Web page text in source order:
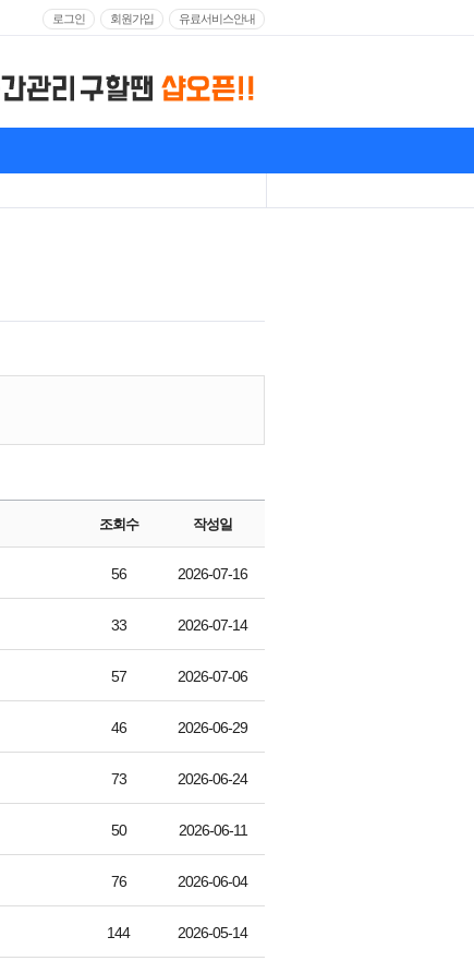
로그인 회원가입 유료서비스안내
조회수 작성일
56 2026-07-16
33 2026-07-14
57 2026-07-06
46 2026-06-29
73 2026-06-24
50 2026-06-11
76 2026-06-04
144 2026-05-14